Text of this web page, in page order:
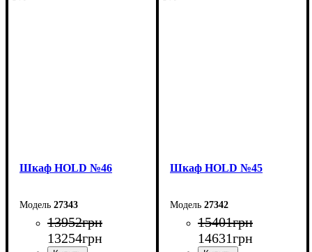
Шкаф НOLD №46
27343
13952грн
13254грн
Шкаф НOLD №45
27342
15401грн
14631грн